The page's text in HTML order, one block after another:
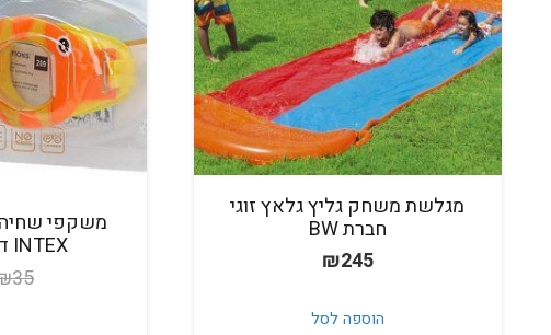
מגלשת משחק גליץ גלאץ זוגי
חברת BW
₪245
הוספה לסל
משקפי שחיה
INTEX דגם 55603
35